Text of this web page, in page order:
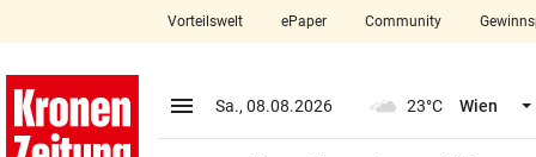
closeSchließen
Vorteilswelt ePaper Community
menu Menü aufklappen
Sa., 08.08.2026 23°C Wien